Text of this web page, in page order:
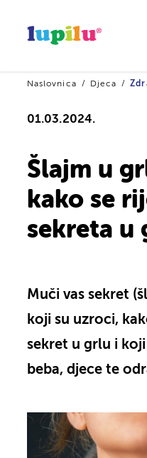
Naslovnica Djeca
01.03.2024.
Šlajm u
kako se
sekreta u
Muči vas sekret
koji su uzroci,
sekret u grlu i
beba, djece te